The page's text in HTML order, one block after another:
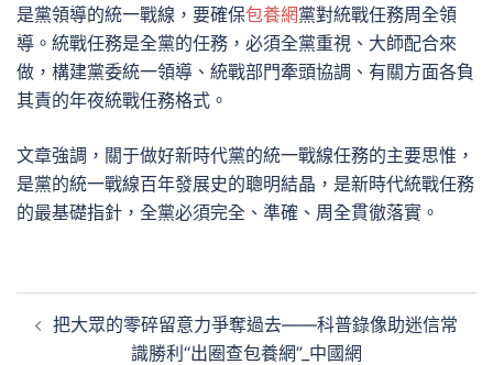
是黨領導的統一戰線，要確保包養網黨對統戰任務周全領
導。統戰任務是全黨的任務，必須全黨重視、大師配合來
做，構建黨委統一領導、統戰部門牽頭協調、有關方面各負
其責的年夜統戰任務格式。
文章強調，關于做好新時代黨的統一戰線任務的主要思惟，
是黨的統一戰線百年發展史的聰明結晶，是新時代統戰任務
的最基礎指針，全黨必須完全、準確、周全貫徹落實。
章 把大眾的零碎留意力爭奪過去——科普錄像助迷信常
識勝利“出圈查包養網”_中國網